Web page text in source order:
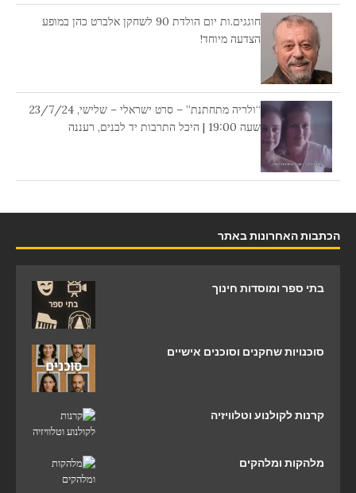
חוגגים.ות יום הולדת 90 לשחקן אלברט כהן במופע
הצדעה מיוחד!
“ולריה מתחתנת” – סרט ישראלי – שלישי, 23/7/24
שעה 19:00 | היכל התרבות יד לבנים, רעננה
הכתבות האחרונות באתר
בתי ספר ומוסדות חינוך
סוכנויות שחקנים וסוכנים אישיים
קרנות לקולנוע וטלוויזיה
מלהקות ומלהקים